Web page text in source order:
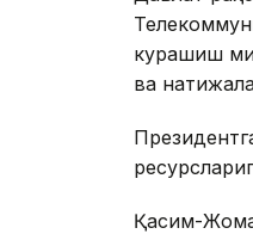
курашиш
ва
Қасим-